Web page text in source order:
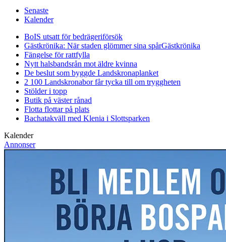
Senaste
Kalender
BoIS utsatt för bedrägeriförsök
Gästkrönika: När staden glömmer sina spårGästkrönika
Fängelse för rattfylla
Nytt halsbandsrån mot äldre kvinna
De beslut som byggde Landskronaplanket
2 100 Landskronabor får tycka till om tryggheten
Stölder i topp
Butik på väster rånad
Flotta flottar på plats
Bachatakväll med Klenia i Slottsparken
Kalender
Annonser